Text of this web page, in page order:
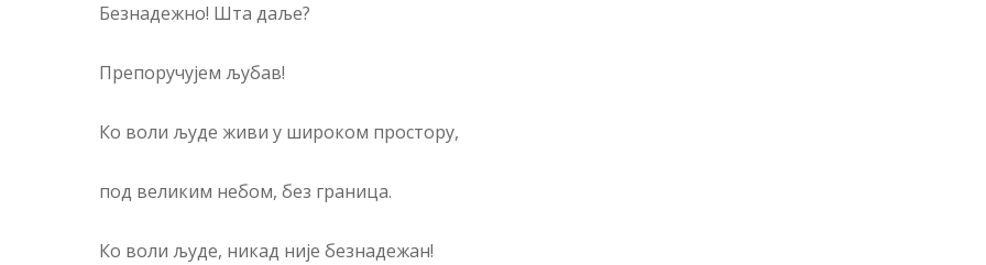
Безнадежно! Шта даље?
Препоручујем љубав!
Ко воли људе живи у широком простору,
под великим небом, без граница.
Ко воли људе, никад није безнадежан!